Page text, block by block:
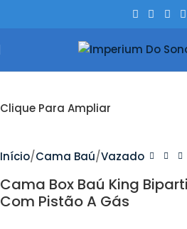
Clique Para Ampliar
Início Cama Baú Vazado
Cama Box Baú King
Com Pistão A Gás